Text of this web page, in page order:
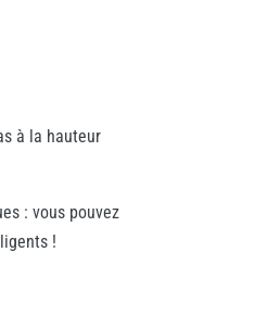
à la hauteur
: vous pouvez
!